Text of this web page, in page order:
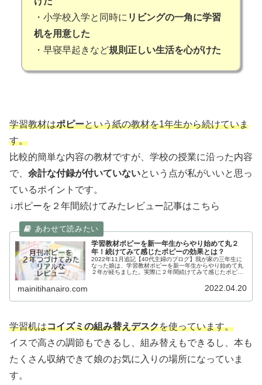
・小学校入学と同時に リビングの一角に学習
机を用意した
・早寝早起きなど規則正しい生活を心がけた
学習教材はポピーという紙の教材を1年生から続けていま
す。
比較的簡単な内容の教材ですが、学校の授業に沿った内容
で、 余計な付録が付いていないという点が私がいいと思っ
ているポイントです。
↓ポピーを２年間続けてみたレビュー記事はこちら
学習教材ポピーを新一年生からやり始めて丸２
年！続けてみて感じたポピーの効果とは？
2022年11月追記【40代主婦のブログ】我が家の三年生に
なった娘は、学習教材ポピーを新一年生からやり始めて丸
２年が経ちました。実際に２年間続けてみて感じたポピー
mainitihanairo.com 2022.04.20
学習机はコイズミの組み替えデスクを使っています。
イスで高さの調節もできるし、組み替えもできるし、本も
たくさん収納できて娘のお気に入りの場所になっていま
す。